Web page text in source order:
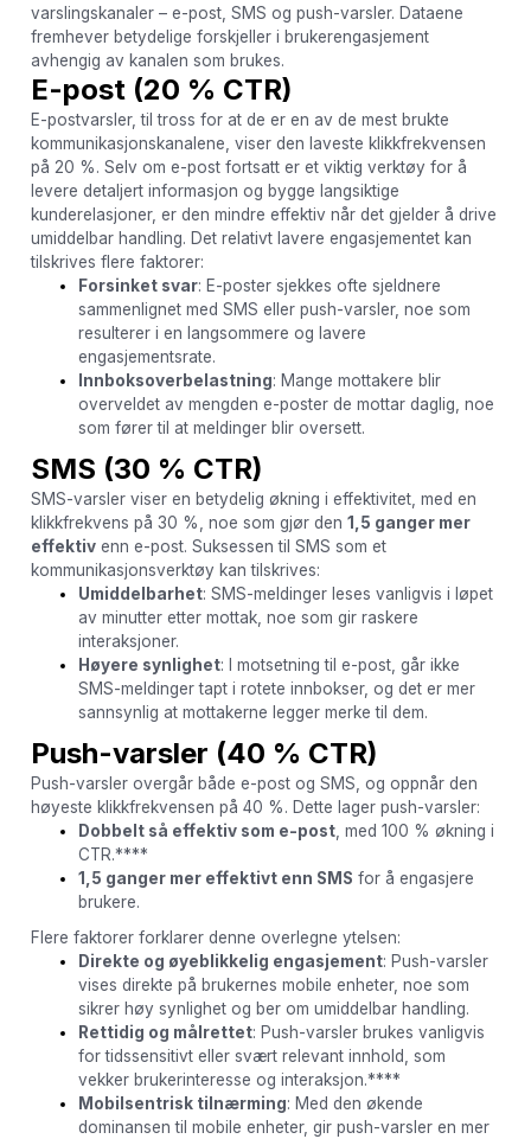
varslingskanaler – e-post, SMS og push-varsler. Dataene
fremhever betydelige forskjeller i brukerengasjement
avhengig av kanalen som brukes.
E-post (20 % CTR)
E-postvarsler, til tross for at de er en av de mest brukte
kommunikasjonskanalene, viser den laveste klikkfrekvensen
på 20 %. Selv om e-post fortsatt er et viktig verktøy for å
levere detaljert informasjon og bygge langsiktige
kunderelasjoner, er den mindre effektiv når det gjelder å drive
umiddelbar handling. Det relativt lavere engasjementet kan
tilskrives flere faktorer:
Forsinket svar: E-poster sjekkes ofte sjeldnere
sammenlignet med SMS eller push-varsler, noe som
resulterer i en langsommere og lavere
engasjementsrate.
Innboksoverbelastning: Mange mottakere blir
overveldet av mengden e-poster de mottar daglig, noe
som fører til at meldinger blir oversett.
SMS (30 % CTR)
SMS-varsler viser en betydelig økning i effektivitet, med en
klikkfrekvens på 30 %, noe som gjør den 1,5 ganger mer
effektivenn e-post. Suksessen til SMS som et
kommunikasjonsverktøy kan tilskrives:
Umiddelbarhet: SMS-meldinger leses vanligvis i løpet
av minutter etter mottak, noe som gir raskere
interaksjoner.
Høyere synlighet: I motsetning til e-post, går ikke
SMS-meldinger tapt i rotete innbokser, og det er mer
sannsynlig at mottakerne legger merke til dem.
Push-varsler (40 % CTR)
Push-varsler overgår både e-post og SMS, og oppnår den
høyeste klikkfrekvensen på 40 %. Dette lager push-varsler:
Dobbelt så effektiv som e-post, med 100 % økning i
CTR.****
1,5 ganger mer effektivt enn SMS for å engasjere
brukere.
Flere faktorer forklarer denne overlegne ytelsen:
Direkte og øyeblikkelig engasjement: Push-varsler
vises direkte på brukernes mobile enheter, noe som
sikrer høy synlighet og ber om umiddelbar handling.
Rettidig og målrettet: Push-varsler brukes vanligvis
for tidssensitivt eller svært relevant innhold, som
vekker brukerinteresse og interaksjon.****
Mobilsentrisk tilnærming: Med den økende
dominansen til mobile enheter, gir push-varsler en mer